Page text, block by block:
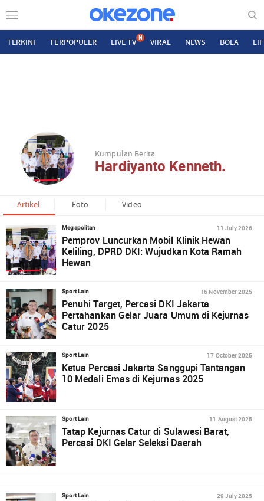
TERKINI TERPOPULER LIVE TV N VIRAL NEWS BOLA
Kumpulan Berita
Hardiyanto Kenneth.
Artikel Foto Video
Megapolitan 11 July 2026
Pemprov Luncurkan Mobil Klinik Hewan
Keliling, DPRD DKI: Wujudkan Kota Ramah
Hewan
Sport Lain 16 November 2025
Penuhi Target, Percasi DKI Jakarta
Pertahankan Gelar Juara Umum di Kejurnas
Catur 2025
Sport Lain 17 October 2025
Ketua Percasi Jakarta Sanggupi Tantangan
10 Medali Emas di Kejurnas 2025
Sport Lain 11 August 2025
Tatap Kejurnas Catur di Sulawesi Barat,
Percasi DKI Gelar Seleksi Daerah
Sport Lain 29 July 2025